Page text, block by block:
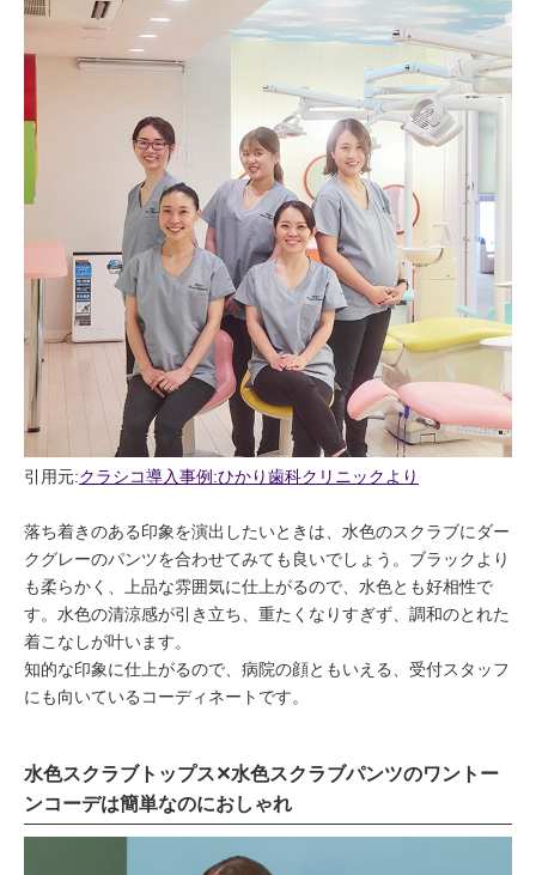
引用元:クラシコ導入事例:ひかり歯科クリニックより
落ち着きのある印象を演出したいときは、水色のスクラブにダー
クグレーのパンツを合わせてみても良いでしょう。ブラックより
も柔らかく、上品な雰囲気に仕上がるので、水色とも好相性で
す。水色の清涼感が引き立ち、重たくなりすぎず、調和のとれた
着こなしが叶います。
知的な印象に仕上がるので、病院の顔ともいえる、受付スタッフ
にも向いているコーディネートです。
水色スクラブトップス✕水色スクラブパンツのワントー
ンコーデは簡単なのにおしゃれ